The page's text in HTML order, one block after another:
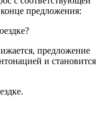
предложения:
предложение
и становится